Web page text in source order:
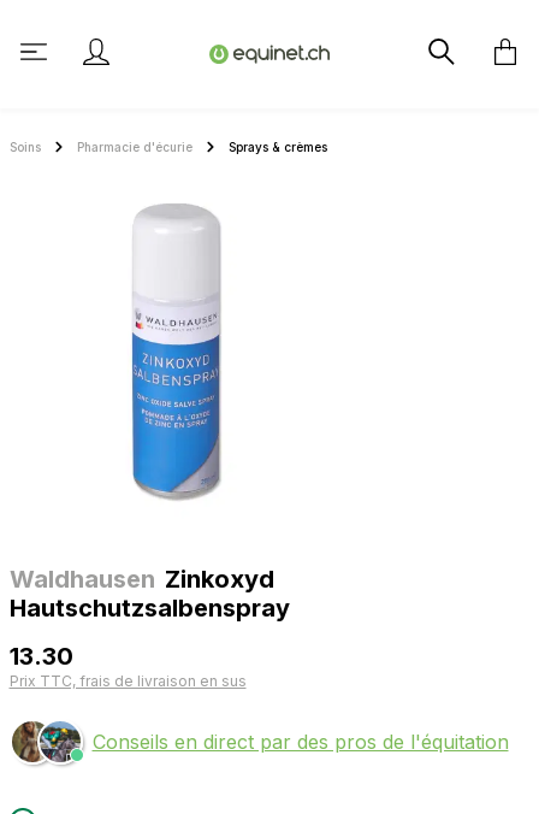
Soins Pharmacie d'écurie Sprays & crèmes
Waldhausen Zinkoxyd
Hautschutzsalbenspray
13.30
Prix TTC, frais de livraison en sus
Conseils en direct par des pros de l'équitation